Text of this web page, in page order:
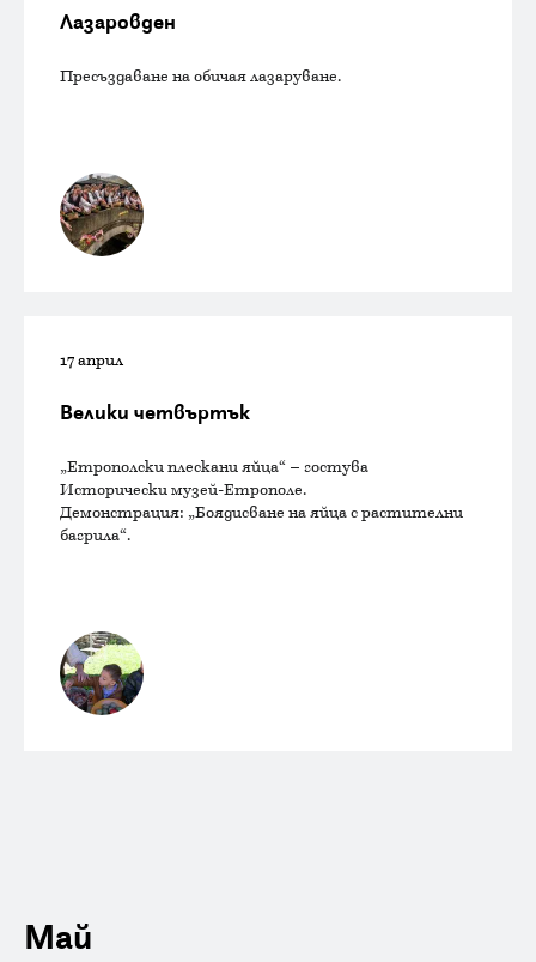
Лазаровден
Пресъздаване на обичая лазаруване.
17 април
Велики четвъртък
„Етрополски плескани яйца“ – гостува
Исторически музей-Етрополе.
Демонстрация: „Боядисване на яйца с растителни
багрила“.
Май